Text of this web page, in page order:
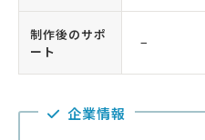
制作後のサポ
ート
−
企業情報